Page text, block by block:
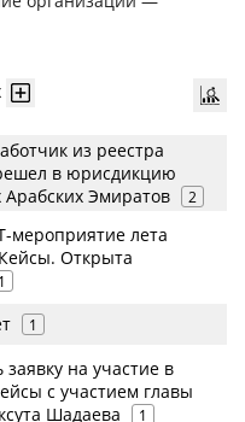
из реестра
в юрисдикцию
Эмиратов
2
мероприятие лета
Открыта
1
1
на участие в
с участием главы
Шадаева
1